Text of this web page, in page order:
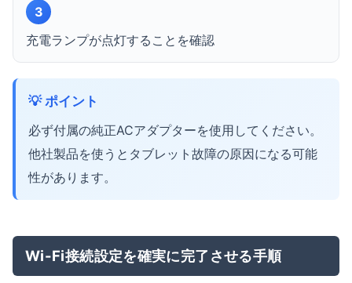
3
充電ランプが点灯することを確認
💡 ポイント
必ず付属の純正ACアダプターを使用してください。
他社製品を使うとタブレット故障の原因になる可能
性があります。
Wi-Fi接続設定を確実に完了させる手順